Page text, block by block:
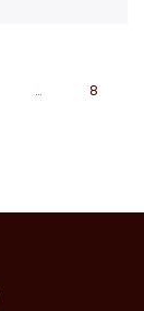
… 8